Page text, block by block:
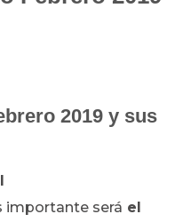
2019 y sus
importante será el